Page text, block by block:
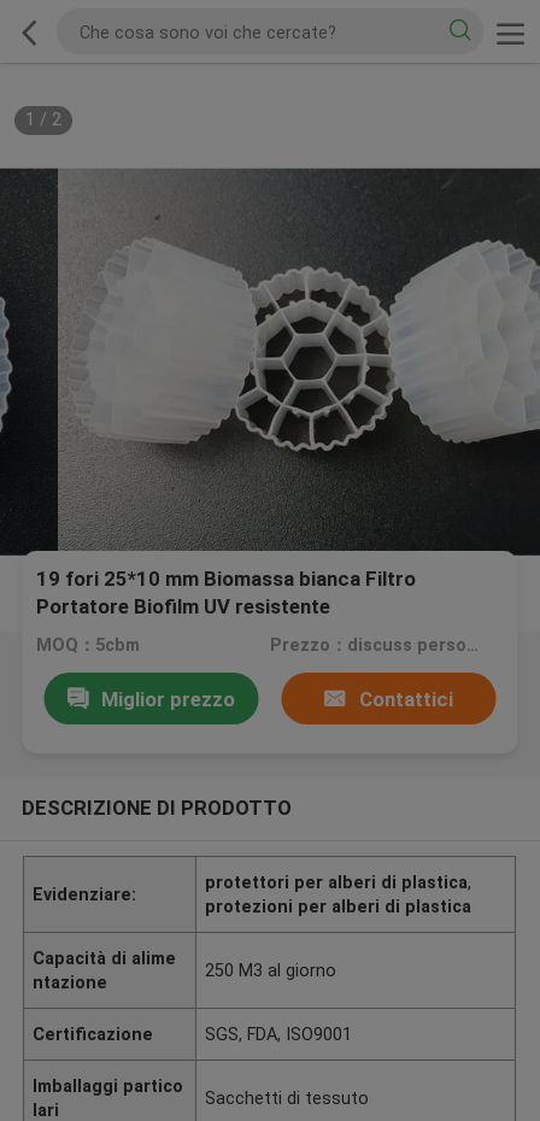
1 / 2
19 fori 25*10 mm Biomassa bianca Filtro
Portatore Biofilm UV resistente
MOQ：5cbm Prezzo：discuss personally
Miglior prezzo Contattici
DESCRIZIONE DI PRODOTTO
Evidenziare:
protettori per alberi di plastica,
protezioni per alberi di plastica
Capacità di alime
ntazione
250 M3 al giorno
Certificazione SGS, FDA, ISO9001
Imballaggi partico
lari
Sacchetti di tessuto